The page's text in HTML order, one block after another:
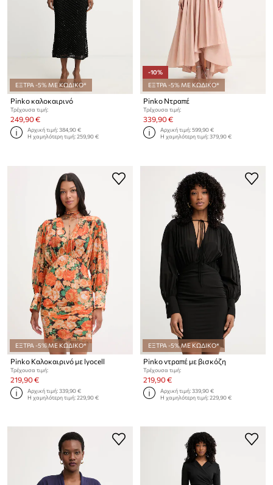
ΕΞΤΡΑ -5% ΜΕ ΚΩΔΙΚΟ*
Pinko καλοκαιρινό
Τρέχουσα τιμή:
249,90 €
Αρχική τιμή:384,90 €
Η χαμηλότερη τιμή:259,90 €
-10%
ΕΞΤΡΑ -5% ΜΕ ΚΩΔΙΚΟ*
Pinko Ντραπέ
Τρέχουσα τιμή:
339,90 €
Αρχική τιμή:599,90 €
Η χαμηλότερη τιμή:379,90 €
ΕΞΤΡΑ -5% ΜΕ ΚΩΔΙΚΟ*
Pinko Καλοκαιρινό με lyocell
Τρέχουσα τιμή:
219,90 €
Αρχική τιμή:339,90 €
Η χαμηλότερη τιμή:229,90 €
ΕΞΤΡΑ -5% ΜΕ ΚΩΔΙΚΟ*
Pinko ντραπέ με βισκόζη
Τρέχουσα τιμή:
219,90 €
Αρχική τιμή:339,90 €
Η χαμηλότερη τιμή:229,90 €